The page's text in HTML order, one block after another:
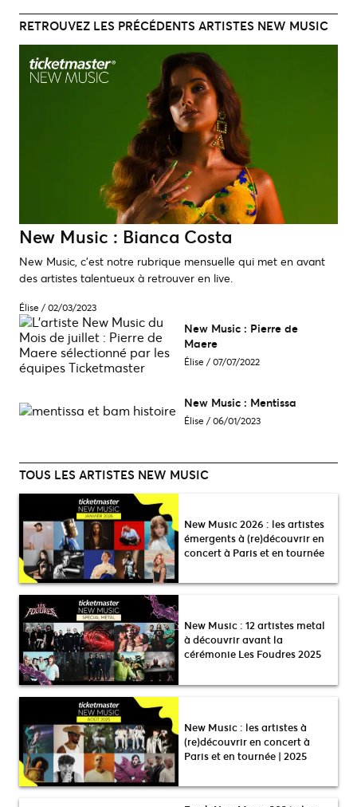
RETROUVEZ LES PRÉCÉDENTS ARTISTES NEW MUSIC
New Music : Bianca Costa
New Music, c’est notre rubrique mensuelle qui met en avant
des artistes talentueux à retrouver en live.
Élise / 02/03/2023
New Music : Pierre de
Maere
Élise / 07/07/2022
New Music : Mentissa
Élise / 06/01/2023
TOUS LES ARTISTES NEW MUSIC
New Music 2026 : les artistes
émergents à (re)découvrir en
concert à Paris et en tournée
New Music : 12 artistes metal
à découvrir avant la
cérémonie Les Foudres 2025
New Music : les artistes à
(re)découvrir en concert à
Paris et en tournée | 2025